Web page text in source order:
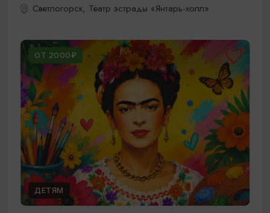
Светлогорск, Театр эстрады «Янтарь-холл»
ОТ 2000₽
ДЕТЯМ